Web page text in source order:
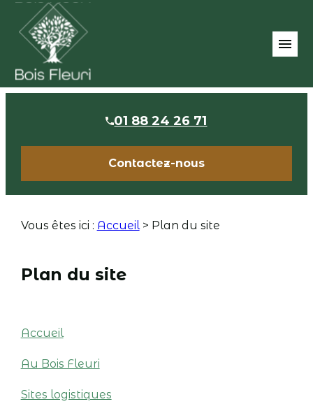
menu
01 88 24 26 71
Contactez-nous
Vous êtes ici : Accueil> Plan du site
Plan du site
Accueil
Au Bois Fleuri
Sites logistiques
Panneau de gestion des cookies